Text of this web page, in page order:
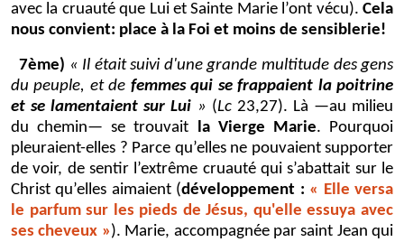
avec la cruauté que Lui et Sainte Marie l’ont vécu). Cela
nous convient: place à la Foi et moins de sensiblerie!
7ème) « Il était suivi d'une grande multitude des gens
du peuple, et de femmes qui se frappaient la poitrine
et se lamentaient sur Lui » (Lc23,27). Là —au milieu
du chemin— se trouvait la Vierge Marie. Pourquoi
pleuraient-elles ? Parce qu’elles ne pouvaient supporter
de voir, de sentir l’extrême cruauté qui s’abattait sur le
Christ qu’elles aimaient (développement : « Elle versa
le parfum sur les pieds de Jésus, qu'elle essuya avec
ses cheveux »). Marie, accompagnée par saint Jean qui